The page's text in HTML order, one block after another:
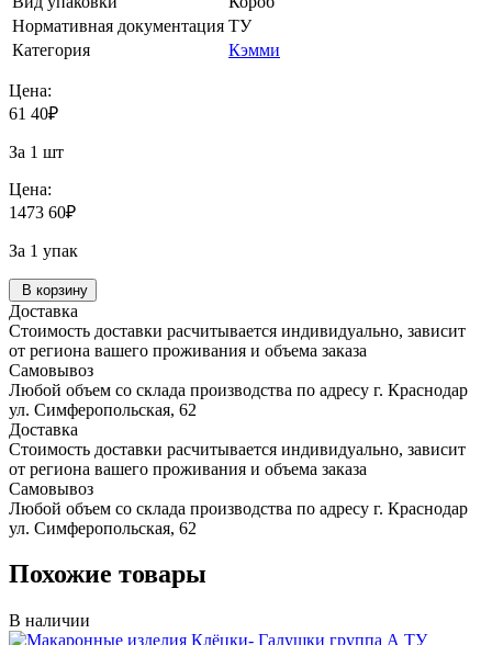
Нормативная документация ТУ
Категория
Кэмми
Цена:
61 40₽
За 1 шт
Цена:
1473 60₽
За 1 упак
В корзину
Доставка
Стоимость доставки расчитывается индивидуально, зависит
от региона вашего проживания и объема заказа
Самовывоз
Любой объем со склада производства по адресу г. Краснодар
ул. Симферопольская, 62
Доставка
Стоимость доставки расчитывается индивидуально, зависит
от региона вашего проживания и объема заказа
Самовывоз
Любой объем со склада производства по адресу г. Краснодар
ул. Симферопольская, 62
Похожие товары
В наличии